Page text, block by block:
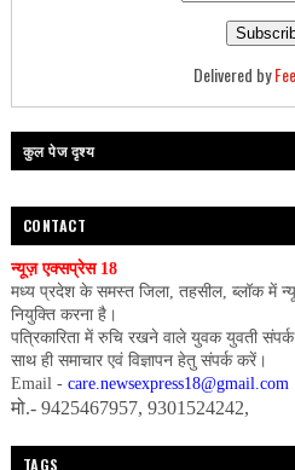
Delivered by
कुल पेज दृश्य
CONTACT
न्यूज़ एक्सप्रेस 18
मध्य प्रदेश के समस्त जिला, तहसील, ब्लॉक में न्यूज़
नियुक्ति करना है।
पत्रिकारिता में रुचि रखने वाले युवक युवती
साथ ही समाचार एवं विज्ञापन हेतु संपर्क करें।
Email - care.newsexpress18@gmail.com
मो.- 9425467957, 9301524242,
TAGS